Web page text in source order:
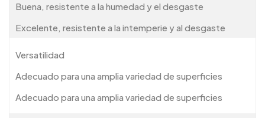
Buena, resistente a la humedad y el desgaste
Excelente, resistente a la intemperie y al desgaste
Versatilidad
Adecuado para una amplia variedad de superficies
Adecuado para una amplia variedad de superficies